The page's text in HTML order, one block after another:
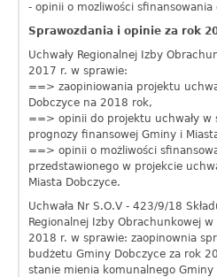
- opinii o mozliwości
Sprawozdania i opinie za rok
Uchwały Regionalnej Izby
2017 r. w sprawie:
==> zaopiniowania projektu
Dobczyce na 2018 rok,
==> opinii do projektu uchwały w
prognozy finansowej Gminy i
==> opinii o możliwości
przedstawionego w projekcie
Miasta Dobczyce.
Uchwała Nr S.O.V - 423/9/18
Regionalnej Izby Obrachunkowej
2018 r. w sprawie: zaopinownia
budżetu Gminy Dobczyce za rok
stanie mienia komunalnego Gminy